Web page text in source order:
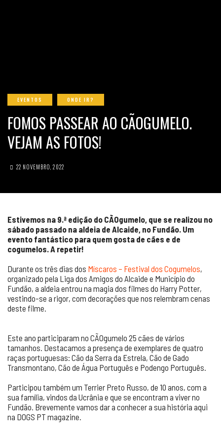
EVENTOS ONDE IR?
FOMOS PASSEAR AO CÃOGUMELO.
VEJAM AS FOTOS!
22 NOVEMBRO, 2022
Estivemos na 9.ª edição do CÃOgumelo, que se realizou no
sábado passado na aldeia de Alcaide, no Fundão. Um
evento fantástico para quem gosta de cães e de
cogumelos. A repetir!
Durante os três dias dos Míscaros – Festival dos Cogumelos,
organizado pela Liga dos Amigos do Alcaide e Município do
Fundão, a aldeia entrou na magia dos filmes do Harry Potter,
vestindo-se a rigor, com decorações que nos relembram cenas
deste filme.
Este ano participaram no CÃOgumelo 25 cães de vários
tamanhos. Destacamos a presença de exemplares de quatro
raças portuguesas: Cão da Serra da Estrela, Cão de Gado
Transmontano, Cão de Água Português e Podengo Português.
Participou também um Terrier Preto Russo, de 10 anos, com a
sua família, vindos da Ucrânia e que se encontram a viver no
Fundão. Brevemente vamos dar a conhecer a sua história aqui
na DOGS PT magazine.